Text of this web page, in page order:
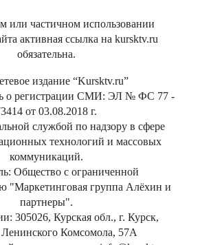
или частичном использовании
активная ссылка на kursktv.ru
обязательна.
издание “Kursktv.ru”
о регистрации СМИ: ЭЛ № ФС 77 -
от 03.08.2018 г.
службой по надзору в сфере
технологий и массовых
коммуникаций.
Общество с ограниченной
"Маркетинговая группа Алёхин и
партнеры".
305026, Курская обл., г. Курск,
Ленинского Комсомола, 57А